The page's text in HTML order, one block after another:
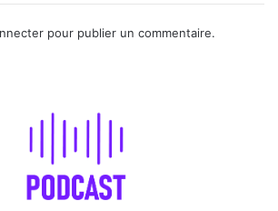
pour publier un commentaire.